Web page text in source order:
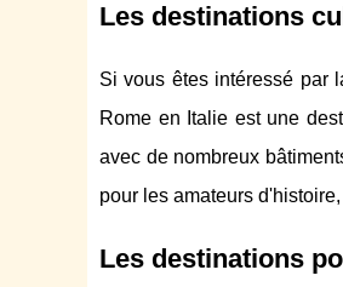
Les destinations
Si vous êtes intéressé par
Rome en Italie est une
avec de nombreux
pour les amateurs
Les destinations